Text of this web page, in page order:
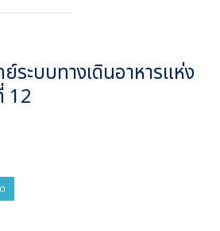
ระบบทางเดินอาหารแห่ง
12